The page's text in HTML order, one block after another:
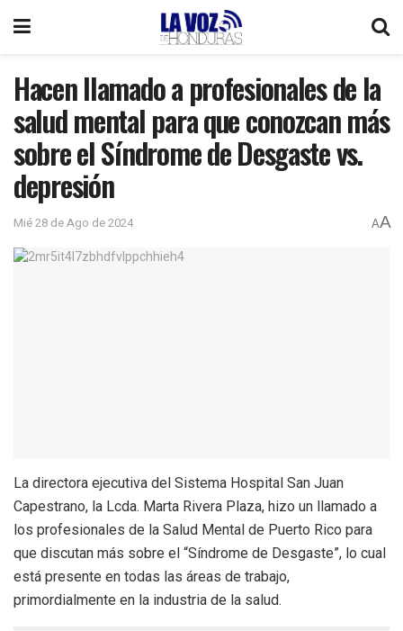
Hacen llamado a profesionales de la
salud mental para que conozcan más
sobre el Síndrome de Desgaste vs.
depresión
Mié 28 de Ago de 2024 AA
La directora ejecutiva del Sistema Hospital San Juan
Capestrano, la Lcda. Marta Rivera Plaza, hizo un llamado a
los profesionales de la Salud Mental de Puerto Rico para
que discutan más sobre el “Síndrome de Desgaste”, lo cual
está presente en todas las áreas de trabajo,
primordialmente en la industria de la salud.